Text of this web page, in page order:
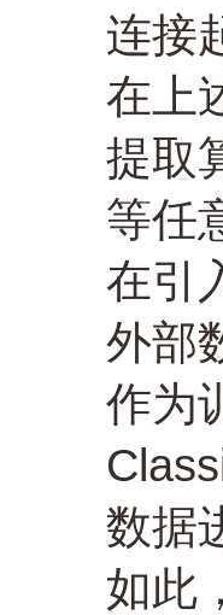
连接
在上
提取
等任
在引
外部
作为
数据
如此